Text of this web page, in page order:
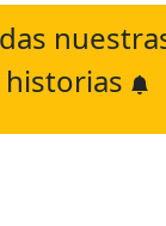
historias